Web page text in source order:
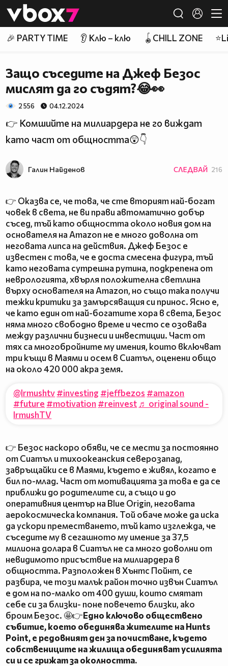
👾
🎉 PARTY TIME 👂 Клю – клю 🪀CHILL ZONE
Защо съседите на Джеф Безос
мислят да го съдят?😂👀
2 556 04.12.2024
👉 Комшийте на милиардера не го виждат
като част от общността😲👇
Галин Найденов СЛЕДВАЙ 216
👉 Оказва се, че това, че сте вторият най-богат
човек в света, не ви прави автоматично добър
съсед, тъй като общността около новия дом на
основателя на Amazon не е много доволна от
неговата липса на действия. Джеф Безос е
известен с това, че е доста смесена фигура, тъй
като неговата сутрешна рутина, подкрепена от
неврологията, хвърля положителна светлина
върху основателя на Amazon, но също така получи
тежки критики за замърсяващия си принос. Ясно е,
че като един от най-богатите хора в света, Безос
няма много свободно време и често се озовава
между различни бизнеси и инвестиции. Част от
тях са многобройните му имения, които включват
три къщи в Маями и осем в Сиатъл, оценени общо
на около 420 000 акра земя.
@lrmushtv#investing #jeffbezos #amazon
#future #motivation #reinvest ♬ original sound -
lrmushTV
👉 Безос наскоро обяви, че се мести за постоянно
от Сиатъл и тихоокеанския северозапад,
завръщайки се в Маями, където е живял, когато е
бил по-млад. Част от мотивацията за това е да се
приближи до родителите си, а също и до
оперативния център на Blue Origin, неговата
аерокосмическа компания. Той обаче може да иска
да ускори преместването, тъй като изглежда, че
съседите му в сегашното му имение за 37,5
милиона долара в Сиатъл не са много доволни от
невидимото присъствие на милиардера в
общността. Разположен в Хънтс Пойнт, се
разбира, че този малък район точно извън Сиатъл
е дом на по-малко от 400 души, които смятат
себе си за близки- поне повечето близки, ако
броим Безос. 🤩👉Едно ключово обществено
събитие, което обединява жителите на Hunts
Point, е редовният ден за почистване, където
собствениците на жилища обединяват усилията
си и се грижат за околността.